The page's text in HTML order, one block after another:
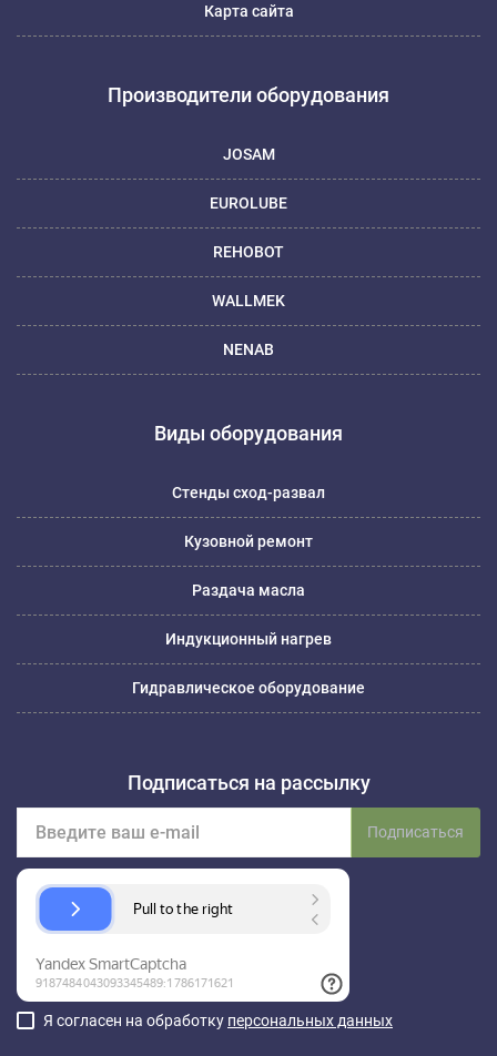
Карта сайта
Производители оборудования
JOSAM
EUROLUBE
REHOBOT
WALLMEK
NENAB
Виды оборудования
Стенды сход-развал
Кузовной ремонт
Раздача масла
Индукционный нагрев
Гидравлическое оборудование
Подписаться на рассылку
Подписаться
Я согласен на обработку персональных данных